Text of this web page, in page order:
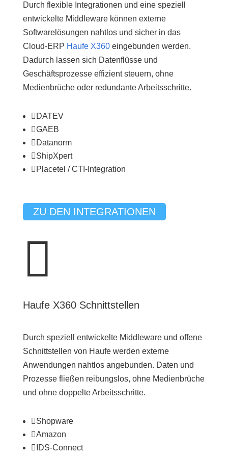
Durch flexible Integrationen und eine speziell
entwickelte Middleware können externe
Softwarelösungen nahtlos und sicher in das
Cloud-ERP Haufe X360eingebunden werden.
Dadurch lassen sich Datenflüsse und
Geschäftsprozesse effizient steuern, ohne
Medienbrüche oder redundante Arbeitsschritte.
 DATEV
GAEB
 Datanorm
ShipXpert
 Placetel / CTI-Integration
ZU DEN INTEGRATIONEN

Haufe X360 Schnittstellen
Durch speziell entwickelte Middleware und offene
Schnittstellen von Haufe werden externe
Anwendungen nahtlos angebunden. Daten und
Prozesse fließen reibungslos, ohne Medienbrüche
und ohne doppelte Arbeitsschritte.
Shopware
Amazon
 IDS-Connect